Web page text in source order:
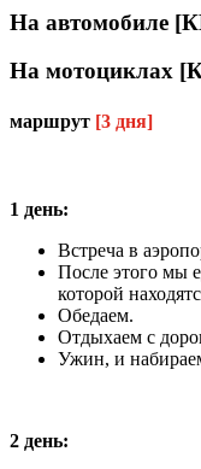
На автомобиле
На мотоциклах
маршрут [3 дня]
1 день:
Встреча в
После этого мы
которой
Обедаем.
Отдыхаем с
Ужин, и
2 день: